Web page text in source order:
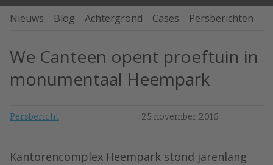
Nieuws
Blog Achtergrond Cases Persberichten
We Canteen opent proeftuin in
monumentaal Heempark
Persbericht 25 november 2016
Kantorencomplex Heempark stond jarenlang